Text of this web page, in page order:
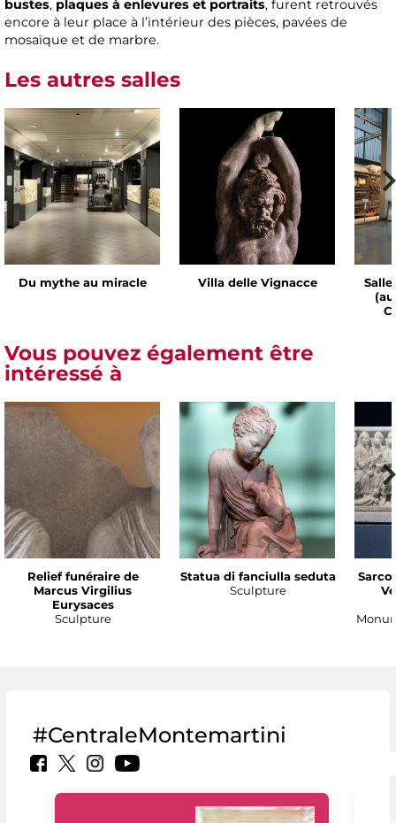
bustes, plaques à enlevures et portraits, furent retrouvés
encore à leur place à l’intérieur des pièces, pavées de
mosaïque et de marbre.
Les autres salles
Du mythe au miracle Villa delle Vignacce
Salle
Vous pouvez également être
intéressé à
Relief funéraire de
Marcus Virgilius
Eurysaces
Sculpture
Statua di fanciulla seduta
Sculpture
#CentraleMontemartini